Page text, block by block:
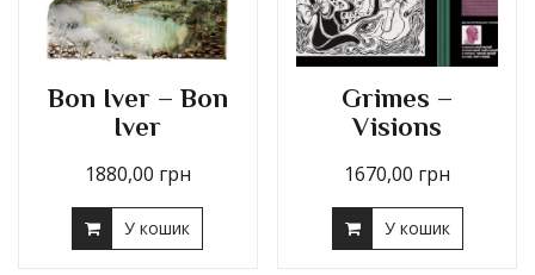
Bon Iver – Bon
Iver
1880,00 грн
У кошик
Grimes –
Visions
1670,00 грн
У кошик